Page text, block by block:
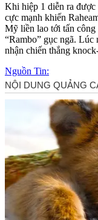
Khi hiệp 1 diễn ra
cực mạnh khiến
Mỹ liền lao tới tấn công
“Rambo” gục ngã. Lúc
nhận chiến thắng
Nguồn Tin: